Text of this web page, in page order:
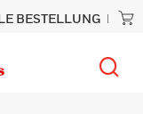
BESTELLUNG